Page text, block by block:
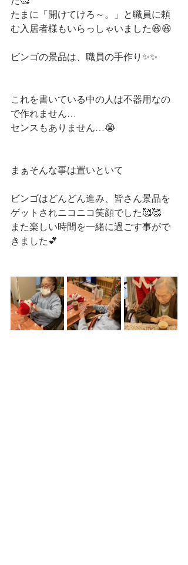
たまに「開けてけろ～。」と職員に頼
む入居者様もいらっしゃいました😆😆
ビンゴの景品は、職員の手作り✨✨
これを書いている中の人は不器用なの
で作れません…
センスもありません…😭
まぁそんな事は置いといて
ビンゴはどんどん進み、皆さん景品を
ゲットされニコニコ笑顔でした🥰🥰
また楽しい時間を一緒に過ごす事がで
きました💕